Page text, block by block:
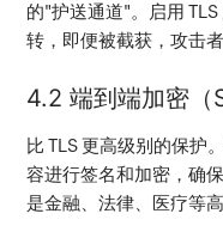
的"护送通道"。启用
转，即便被截获，攻击
4.2 端到端加密（
比 TLS 更高级别的保护
容进行签名和加密，确
是金融、法律、医疗等